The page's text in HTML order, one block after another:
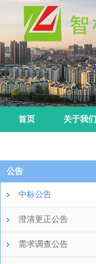
首页 关于我们
公告
中标公告
澄清更正公告
需求调查公告